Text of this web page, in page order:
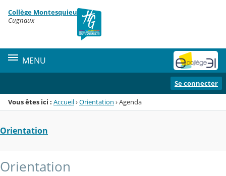
Menu de la rubrique
Contenu
Collège Montesquieu
Cugnaux
MENU
Se connecter
Vous êtes ici : Accueil›Orientation ›Agenda
Orientation
Orientation